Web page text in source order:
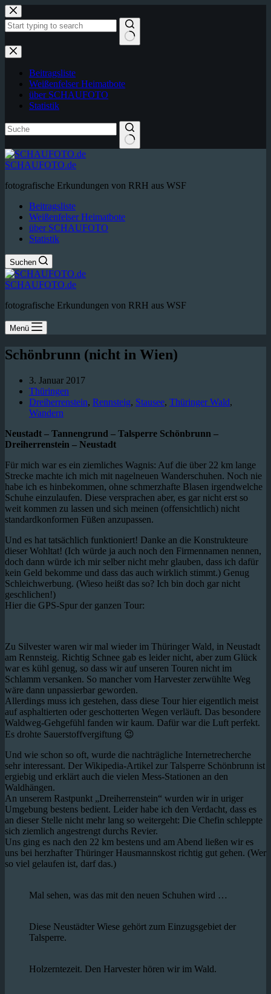
Zum
Inhalt
springen
Keine
Ergebnisse
Beitragsliste
Weißenfelser Heimatbote
über SCHAUFOTO
Statistik
SCHAUFOTO.de
fotografische Erkundungen von RRH aus WSF
Beitragsliste
Weißenfelser Heimatbote
über SCHAUFOTO
Statistik
Suchen
SCHAUFOTO.de
fotografische Erkundungen von RRH aus WSF
Menü
Schönbrunn (nicht in Wien)
3. Januar 2017
Thüringen
Dreiherrenstein, Rennsteig, Stausee, Thüringer Wald,
Wandern
Neustadt – Tannengrund – Talsperre Schönbrunn –
Dreiherrenstein – Neustadt
Für mich war es ein ziemliches Wagnis: Auf die über 22 km lange
Strecke machte ich mich mit nagelneuen Wanderschuhen. Noch nie
habe ich es hinbekommen, ohne schmerzhafte Blasen irgendwelche
Schuhe einzulaufen. Diese versprachen aber, es gar nicht erst so
weit kommen zu lassen und sich meinen (offensichtlich) nicht
standardkonformen Füßen anzupassen.
Und es hat tatsächlich funktioniert! Danke an die Konstrukteure
dieser Wohltat! (Ich würde ja auch noch den Firmennamen nennen,
doch dann würde ich mir selber nicht mehr glauben, dass ich dafür
kein Geld bekomme und dass das auch wirklich stimmt.) Genug
Schleichwerbung. (Wieso heißt das so? Ich bin doch gar nicht
geschlichen!)
Hier die GPS-Spur der ganzen Tour:
Zu Silvester waren wir mal wieder im Thüringer Wald, in Neustadt
am Rennsteig. Richtig Schnee gab es leider nicht, aber zum Glück
war es kühl genug, so dass wir auf unseren Touren nicht im
Schlamm versanken. So mancher vom Harvester zerwühlte Weg
wäre dann unpassierbar geworden.
Allerdings muss ich gestehen, dass diese Tour hier eigentlich meist
auf asphaltierten oder geschotterten Wegen verläuft. Das besondere
Waldweg-Gehgefühl fanden wir kaum. Dafür war die Luft perfekt.
Es drohte Sauerstoffvergiftung 😉
Und wie schon so oft, wurde die nachträgliche Internetrecherche
sehr interessant. Der Wikipedia-Artikel zur Talsperre Schönbrunn ist
ergiebig und erklärt auch die vielen Mess-Stationen an den
Waldhängen.
An unserem Rastpunkt „Dreiherrenstein“ wurden wir in uriger
Umgebung bestens bedient. Leider habe ich den Verdacht, dass es
an dieser Stelle nicht mehr lang so weitergeht: Die Chefin schleppte
sich ziemlich angestrengt durchs Revier.
Uns ging es nach den 22 km bestens und am Abend ließen wir es
uns bei herzhafter Thüringer Hausmannskost richtig gut gehen. (Wer
so viel gelaufen ist, darf das.)
Mal sehen, was das mit den neuen Schuhen wird …
Diese Neustädter Wiese gehört zum Einzugsgebiet der
Talsperre.
Holzerntezeit. Den Harvester hören wir im Wald.